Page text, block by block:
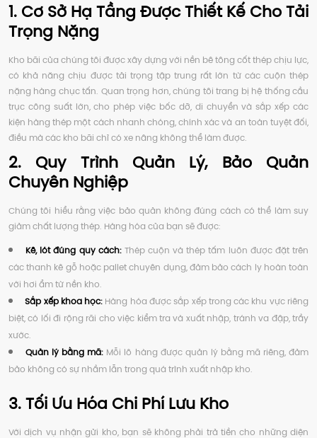
1. Cơ Sở Hạ Tầng Được Thiết Kế Cho Tải
Trọng Nặng
Kho bãi của chúng tôi được xây dựng với nền bê tông cốt thép chịu lực,
có khả năng chịu được tải trọng tập trung rất lớn từ các cuộn thép
nặng hàng chục tấn. Quan trọng hơn, chúng tôi trang bị hệ thống cầu
trục công suất lớn, cho phép việc bốc dỡ, di chuyển và sắp xếp các
kiện hàng thép một cách nhanh chóng, chính xác và an toàn tuyệt đối,
điều mà các kho bãi chỉ có xe nâng không thể làm được.
2. Quy Trình Quản Lý, Bảo Quản
Chuyên Nghiệp
Chúng tôi hiểu rằng việc bảo quản không đúng cách có thể làm suy
giảm chất lượng thép. Hàng hóa của bạn sẽ được:
Kê, lót đúng quy cách:Thép cuộn và thép tấm luôn được đặt trên
các thanh kê gỗ hoặc pallet chuyên dụng, đảm bảo cách ly hoàn toàn
với hơi ẩm từ nền kho.
Sắp xếp khoa học: Hàng hóa được sắp xếp trong các khu vực riêng
biệt, có lối đi rộng rãi cho việc kiểm tra và xuất nhập, tránh va đập, trầy
xước.
Quản lý bằng mã: Mỗi lô hàng được quản lý bằng mã riêng, đảm
bảo không có sự nhầm lẫn trong quá trình xuất nhập kho.
3. Tối Ưu Hóa Chi Phí Lưu Kho
Với dịch vụ nhận gửi kho, bạn sẽ không phải trả tiền cho những diện